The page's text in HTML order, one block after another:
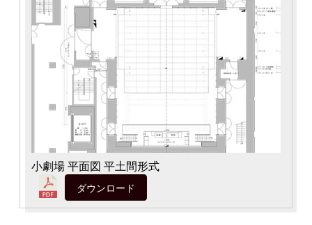
ニュースリリース
スケジュール
アクセシビリティ
ネーミングライツ・パートナー
小劇場 平面図 平土間形式
ダウンロード